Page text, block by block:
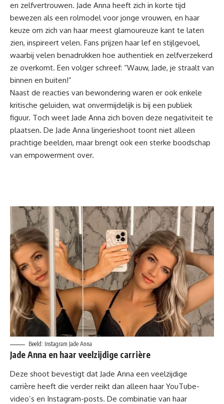
en zelfvertrouwen. Jade Anna heeft zich in korte tijd
bewezen als een rolmodel voor jonge vrouwen, en haar
keuze om zich van haar meest glamoureuze kant te laten
zien, inspireert velen. Fans prijzen haar lef en stijlgevoel,
waarbij velen benadrukken hoe authentiek en zelfverzekerd
ze overkomt. Een volger schreef: “Wauw, Jade, je straalt van
binnen en buiten!”
Naast de reacties van bewondering waren er ook enkele
kritische geluiden, wat onvermijdelijk is bij een publiek
figuur. Toch weet Jade Anna zich boven deze negativiteit te
plaatsen. De Jade Anna lingerieshoot toont niet alleen
prachtige beelden, maar brengt ook een sterke boodschap
van empowerment over.
Beeld: Instagram Jade Anna
Jade Anna en haar veelzijdige carrière
Deze shoot bevestigt dat Jade Anna een veelzijdige
carrière heeft die verder reikt dan alleen haar YouTube-
video’s en Instagram-posts. De combinatie van haar